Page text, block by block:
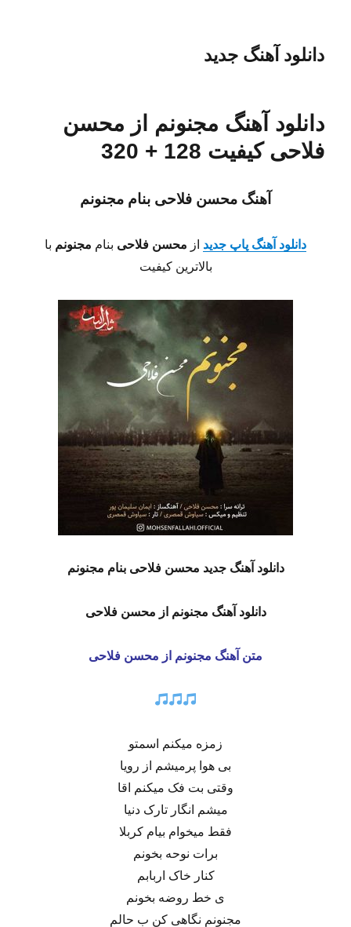
دانلود آهنگ جدید
دانلود آهنگ مجنونم از محسن
فلاحی کیفیت 128 + 320
آهنگ محسن فلاحی بنام مجنونم
دانلود آهنگ پاپ جدید از محسن فلاحی بنام مجنونم با
بالاترین کیفیت
دانلود آهنگ جدید محسن فلاحی بنام مجنونم
دانلود آهنگ مجنونم از محسن فلاحی
متن آهنگ مجنونم از محسن فلاحی
زمزه میکنم اسمتو
بی هوا پرمیشم از رویا
وقتی بت فک میکنم اقا
میشم انگار تارک دنیا
فقط میخوام بیام کربلا
برات نوحه بخونم
کنار خاک اربابم
ی خط روضه بخونم
مجنونم نگاهی کن ب حالم